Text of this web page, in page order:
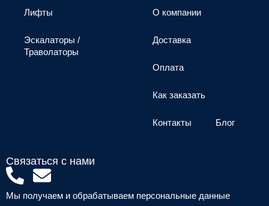
Лифты
Эскалаторы /
Траволаторы
О компании
Доставка
Оплата
Как заказать
Контакты Блог
Связаться с нами
P
h
E
n
Мы получаем и обрабатываем персональные данные